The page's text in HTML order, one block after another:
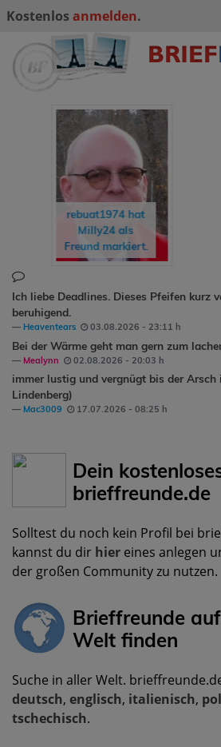
Kostenlos anmelden.
rebuat1974hat
Milly24als
Freund markiert.
Ich liebe Deadlines. Dieses Pfeifen kurz
beruhigend.
Heaventears 03.08.2026 - 23:11 h
Bei der Wärme geht man gern zum
Mealynn 02.08.2026 - 20:03 h
immer lustig und vergnügt bis der Arsch
Lindenberg)
Mac3009 17.07.2026 - 08:25 h
Dein
brieffreunde.de
Solltest du noch kein Profil bei
kannst du dir hier eines anlegen
der großen Community zu nutzen.
Brieffreunde
Welt finden
Suche in aller Welt.
deutsch, englisch, italienisch,
tschechisch.